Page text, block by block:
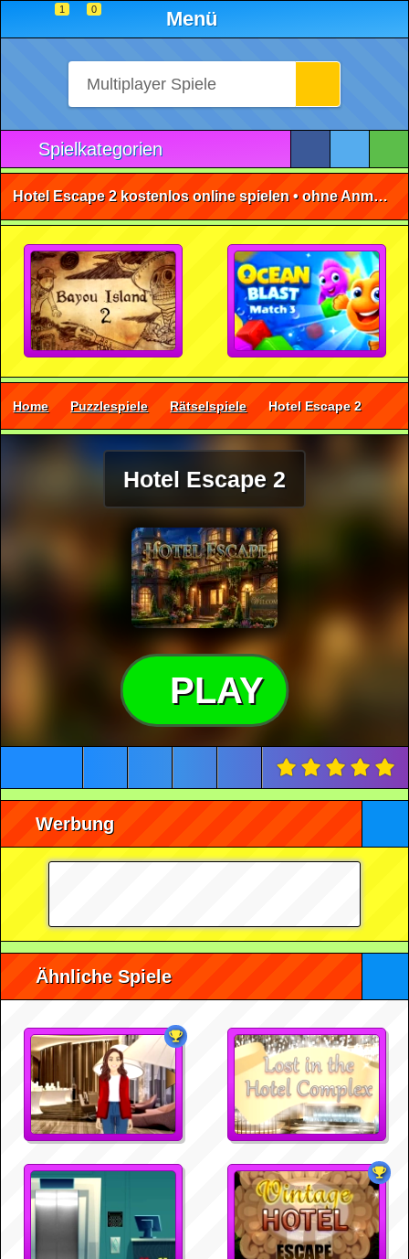
1 0 Menü
Spielkategorien
Hotel Escape 2 kostenlos online spielen • ohne Anmeldung 🕹️
Home Puzzlespiele Rätselspiele Hotel Escape 2
Hotel Escape 2
PLAY
Werbung
Ähnliche Spiele